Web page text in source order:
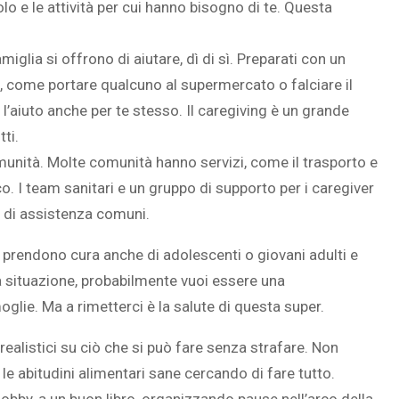
e le attività per cui hanno bisogno di te. Questa
si offrono di aiutare, dì di sì. Preparati con un
portare qualcuno al supermercato o falciare il
anche per te stesso. Il caregiving è un grande
Molte comunità hanno servizi, come il trasporto e
I team sanitari e un gruppo di supporto per i caregiver
assistenza comuni.
cura anche di adolescenti o giovani adulti e
probabilmente vuoi essere una
Ma a rimetterci è la salute di questa super.
su ciò che si può fare senza strafare. Non
abitudini alimentari sane cercando di fare tutto.
CHE LE
SOVRAPPESO E OBESITÀ
INFANTILE ASSOCIATI AD
ADULTA